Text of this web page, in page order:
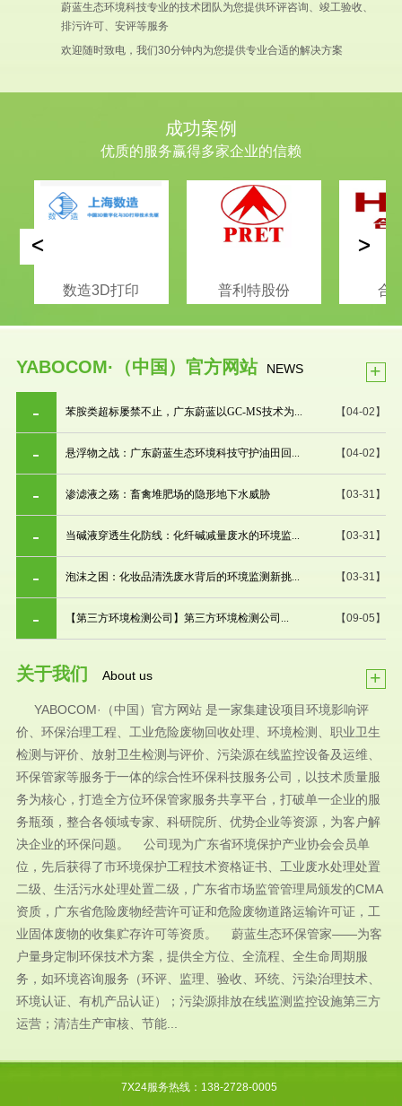
蔚蓝生态环境科技专业的技术团队为您提供环评咨询、竣工验收、
排污许可、安评等服务
欢迎随时致电，我们30分钟内为您提供专业合适的解决方案
成功案例
优质的服务赢得多家企业的信赖
数造3D打印 普利特股份 合
< >
YABOCOM·（中国）官方网站 NEWS +
【04-02】
苯胺类超标屡禁不止，广东蔚蓝以GC-MS技术为...
【04-02】
悬浮物之战：广东蔚蓝生态环境科技守护油田回...
【03-31】
渗滤液之殇：畜禽堆肥场的隐形地下水威胁
【03-31】
当碱液穿透生化防线：化纤碱减量废水的环境监...
【03-31】
泡沫之困：化妆品清洗废水背后的环境监测新挑...
【09-05】
【第三方环境检测公司】第三方环境检测公司...
关于我们 About us +
YABOCOM·（中国）官方网站 是一家集建设项目环境影响评
价、环保治理工程、工业危险废物回收处理、环境检测、职业卫生
检测与评价、放射卫生检测与评价、污染源在线监控设备及运维、
环保管家等服务于一体的综合性环保科技服务公司，以技术质量服
务为核心，打造全方位环保管家服务共享平台，打破单一企业的服
务瓶颈，整合各领域专家、科研院所、优势企业等资源，为客户解
决企业的环保问题。 公司现为广东省环境保护产业协会会员单
位，先后获得了市环境保护工程技术资格证书、工业废水处理处置
二级、生活污水处理处置二级，广东省市场监管管理局颁发的CMA
资质，广东省危险废物经营许可证和危险废物道路运输许可证，工
业固体废物的收集贮存许可等资质。 蔚蓝生态环保管家——为客
户量身定制环保技术方案，提供全方位、全流程、全生命周期服
务，如环境咨询服务（环评、监理、验收、环统、污染治理技术、
环境认证、有机产品认证）；污染源排放在线监测监控设施第三方
运营；清洁生产审核、节能...
7X24服务热线：138-2728-0005